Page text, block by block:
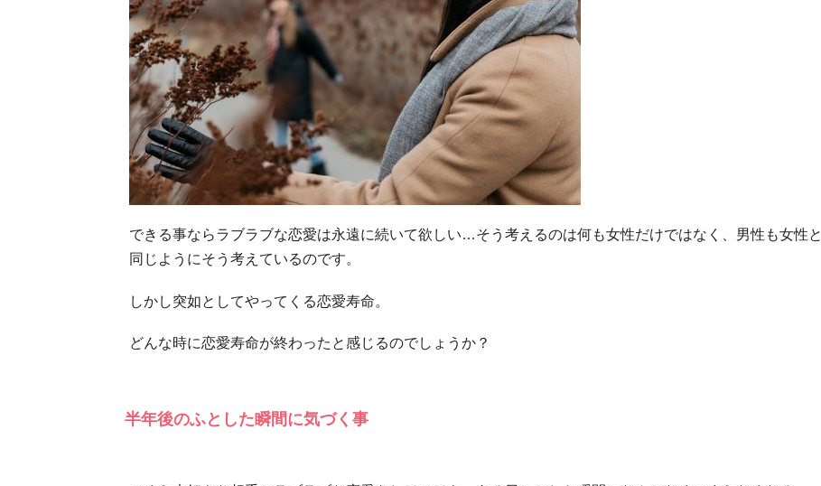
できる事ならラブラブな恋愛は永遠に続いて欲しい…そう考えるのは何も女性だけではなく、男性も女性と
同じようにそう考えているのです。
しかし突如としてやってくる恋愛寿命。
どんな時に恋愛寿命が終わったと感じるのでしょうか？
半年後のふとした瞬間に気づく事